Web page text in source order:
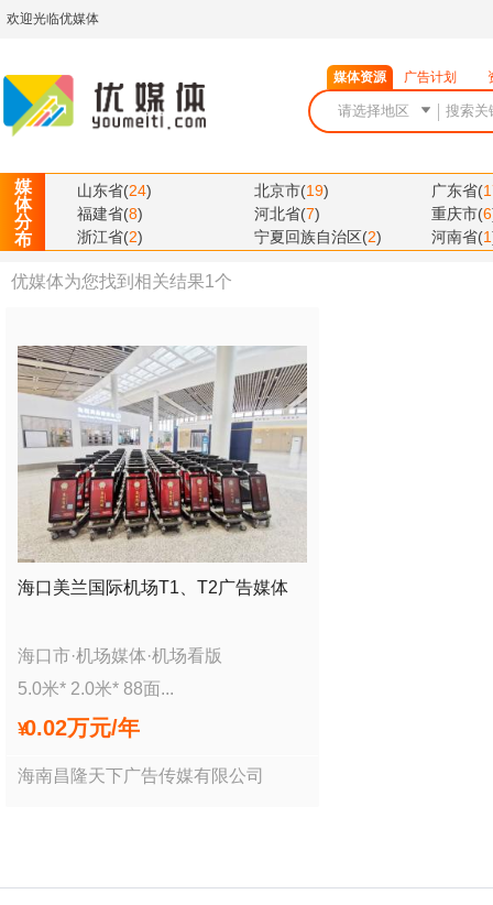
欢迎光临优媒体
媒体资源 广告计划
媒
体
分
布
山东省(24) 北京市(19) 广东省(
福建省(8) 河北省(7) 重庆市(6
浙江省(2) 宁夏回族自治区(2) 河南省(1
优媒体为您找到相关结果1 个
海口美兰国际机场T1、T2广告媒体
海口市·机场媒体·机场看版
5.0米* 2.0米* 88面...
¥0.02万元/年
海南昌隆天下广告传媒有限公司